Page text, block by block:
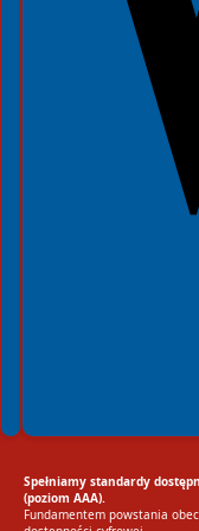
Spełniamy standardy
(poziom AAA).
Fundamentem powstania